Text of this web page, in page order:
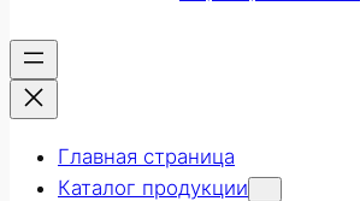
Главная страница
Каталог продукции